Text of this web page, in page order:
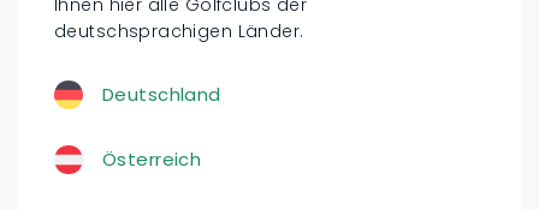
deutschsprachigen Länder.
Deutschland
Österreich